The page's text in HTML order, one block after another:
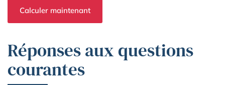
Calculer maintenant
Réponses aux questions
courantes